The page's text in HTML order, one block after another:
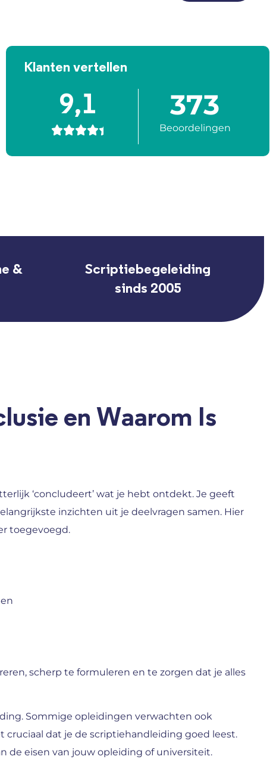
Klanten vertellen
9,1

373
Beoordelingen
&
Scriptiebegeleiding
sinds 2005
en Waarom Is
‘concludeert’ wat je hebt ontdekt. Je geeft
inzichten uit je deelvragen samen. Hier
toegevoegd.
scherp te formuleren en te zorgen dat je alles
Sommige opleidingen verwachten ook
dat je de scriptiehandleiding goed leest.
de eisen van jouw opleiding of universiteit.